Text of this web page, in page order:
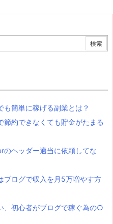
簡単に稼げる副業とは？
約できなくても貯金がたまる
ヘッダー適当に依頼してな
ブログで収入を月5万増やす方
、初心者がブログで稼ぐ為の○